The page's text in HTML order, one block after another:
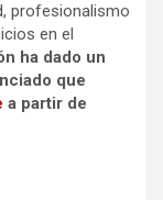
profesionalismo
en el
ha dado un
que
a partir de